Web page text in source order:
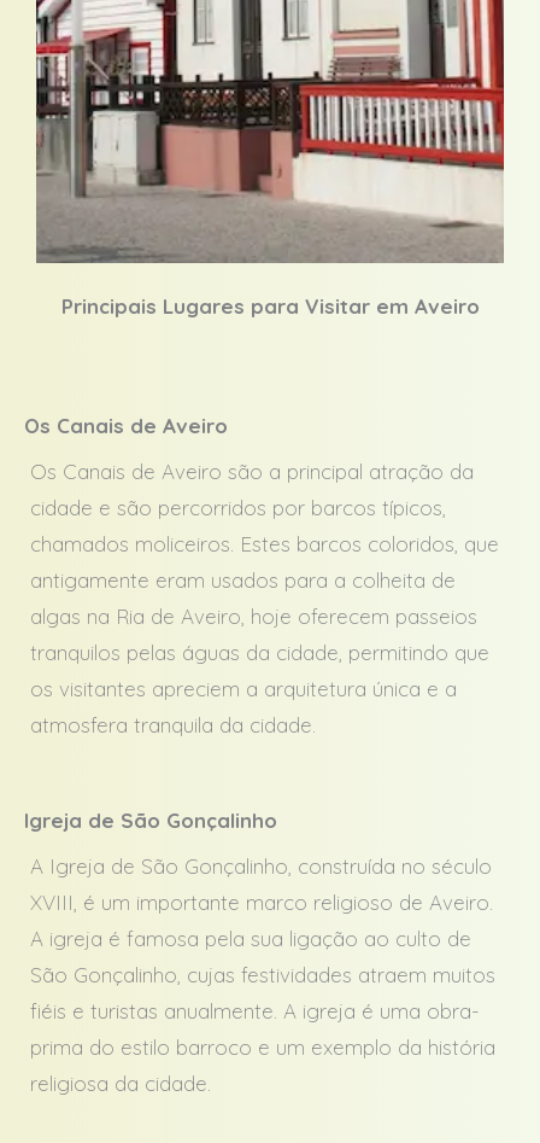
Principais Lugares para Visitar em Aveiro
Os Canais de Aveiro
Os Canais de Aveiro são a principal atração da
cidade e são percorridos por barcos típicos,
chamados moliceiros. Estes barcos coloridos, que
antigamente eram usados para a colheita de
algas na Ria de Aveiro, hoje oferecem passeios
tranquilos pelas águas da cidade, permitindo que
os visitantes apreciem a arquitetura única e a
atmosfera tranquila da cidade.
Igreja de São Gonçalinho
A Igreja de São Gonçalinho, construída no século
XVIII, é um importante marco religioso de Aveiro.
A igreja é famosa pela sua ligação ao culto de
São Gonçalinho, cujas festividades atraem muitos
fiéis e turistas anualmente. A igreja é uma obra-
prima do estilo barroco e um exemplo da história
religiosa da cidade.